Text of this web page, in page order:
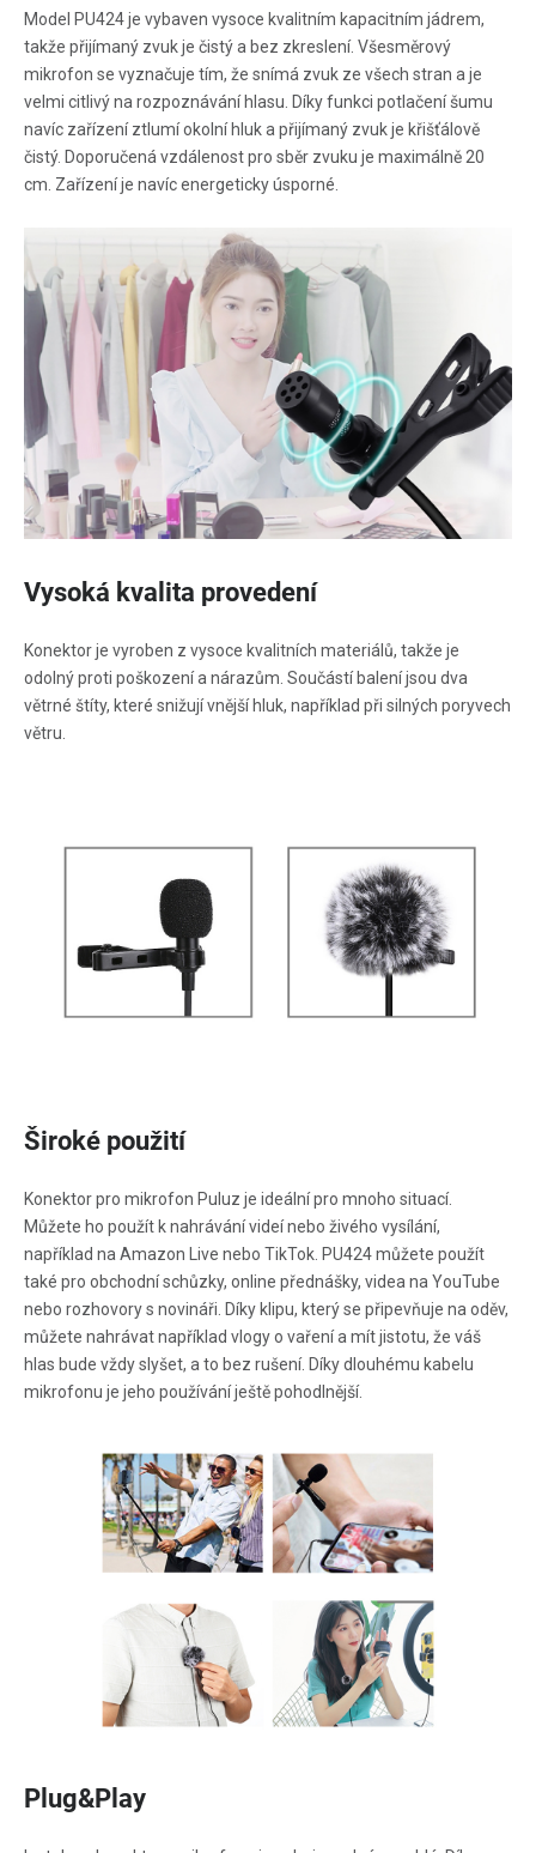
Model PU424 je vybaven vysoce kvalitním kapacitním jádrem,
takže přijímaný zvuk je čistý a bez zkreslení. Všesměrový
mikrofon se vyznačuje tím, že snímá zvuk ze všech stran a je
velmi citlivý na rozpoznávání hlasu. Díky funkci potlačení šumu
navíc zařízení ztlumí okolní hluk a přijímaný zvuk je křišťálově
čistý. Doporučená vzdálenost pro sběr zvuku je maximálně 20
cm. Zařízení je navíc energeticky úsporné.
Vysoká kvalita provedení
Konektor je vyroben z vysoce kvalitních materiálů, takže je
odolný proti poškození a nárazům. Součástí balení jsou dva
větrné štíty, které snižují vnější hluk, například při silných poryvech
větru.
Široké použití
Konektor pro mikrofon Puluz je ideální pro mnoho situací.
Můžete ho použít k nahrávání videí nebo živého vysílání,
například na Amazon Live nebo TikTok. PU424 můžete použít
také pro obchodní schůzky, online přednášky, videa na YouTube
nebo rozhovory s novináři. Díky klipu, který se připevňuje na oděv,
můžete nahrávat například vlogy o vaření a mít jistotu, že váš
hlas bude vždy slyšet, a to bez rušení. Díky dlouhému kabelu
mikrofonu je jeho používání ještě pohodlnější.
Plug&Play